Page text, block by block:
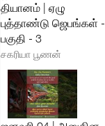
தியானம் | ஏழு
புத்தாண்டு ஜெபங்கள் -
பகுதி - 3
சகரியா பூணன்